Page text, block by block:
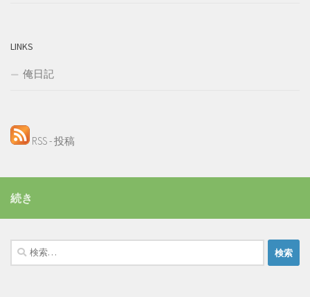
LINKS
俺日記
RSS - 投稿
続き
検
索: